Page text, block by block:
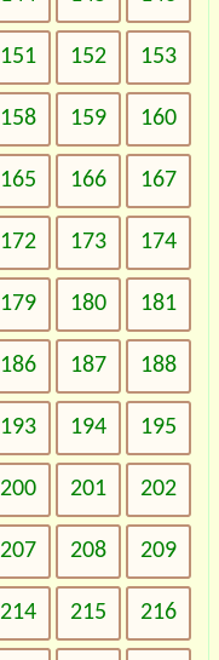
151 152 153
158 159 160
165 166 167
172 173 174
179 180 181
186 187 188
193 194 195
200 201 202
207 208 209
214 215 216